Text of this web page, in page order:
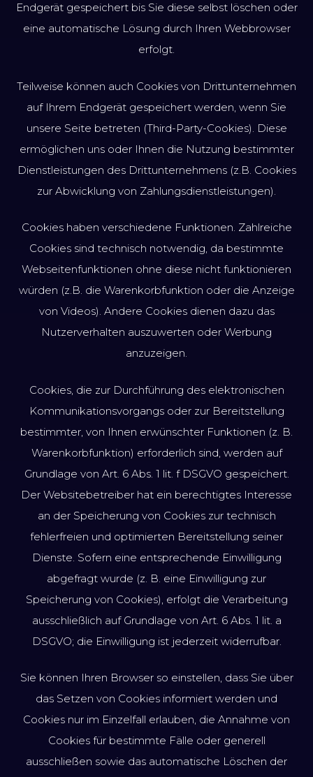
Endgerät gespeichert bis Sie diese selbst löschen oder
eine automatische Lösung durch Ihren Webbrowser
erfolgt.
Teilweise können auch Cookies von Drittunternehmen
auf Ihrem Endgerät gespeichert werden, wenn Sie
unsere Seite betreten (Third-Party-Cookies). Diese
ermöglichen uns oder Ihnen die Nutzung bestimmter
Dienstleistungen des Drittunternehmens (z.B. Cookies
zur Abwicklung von Zahlungsdienstleistungen).
Cookies haben verschiedene Funktionen. Zahlreiche
Cookies sind technisch notwendig, da bestimmte
Webseitenfunktionen ohne diese nicht funktionieren
würden (z.B. die Warenkorbfunktion oder die Anzeige
von Videos). Andere Cookies dienen dazu das
Nutzerverhalten auszuwerten oder Werbung
anzuzeigen.
Cookies, die zur Durchführung des elektronischen
Kommunikationsvorgangs oder zur Bereitstellung
bestimmter, von Ihnen erwünschter Funktionen (z. B.
Warenkorbfunktion) erforderlich sind, werden auf
Grundlage von Art. 6 Abs. 1 lit. f DSGVO gespeichert.
Der Websitebetreiber hat ein berechtigtes Interesse
an der Speicherung von Cookies zur technisch
fehlerfreien und optimierten Bereitstellung seiner
Dienste. Sofern eine entsprechende Einwilligung
abgefragt wurde (z. B. eine Einwilligung zur
Speicherung von Cookies), erfolgt die Verarbeitung
ausschließlich auf Grundlage von Art. 6 Abs. 1 lit. a
DSGVO; die Einwilligung ist jederzeit widerrufbar.
Sie können Ihren Browser so einstellen, dass Sie über
das Setzen von Cookies informiert werden und
Cookies nur im Einzelfall erlauben, die Annahme von
Cookies für bestimmte Fälle oder generell
ausschließen sowie das automatische Löschen der